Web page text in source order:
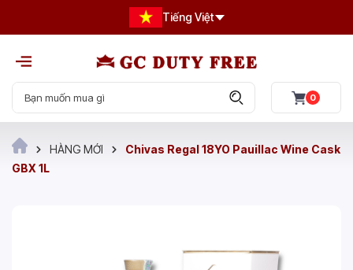
Tiếng Việt
0
HÀNG MỚI
Chivas Regal 18YO Pauillac Wine Cask
GBX 1L